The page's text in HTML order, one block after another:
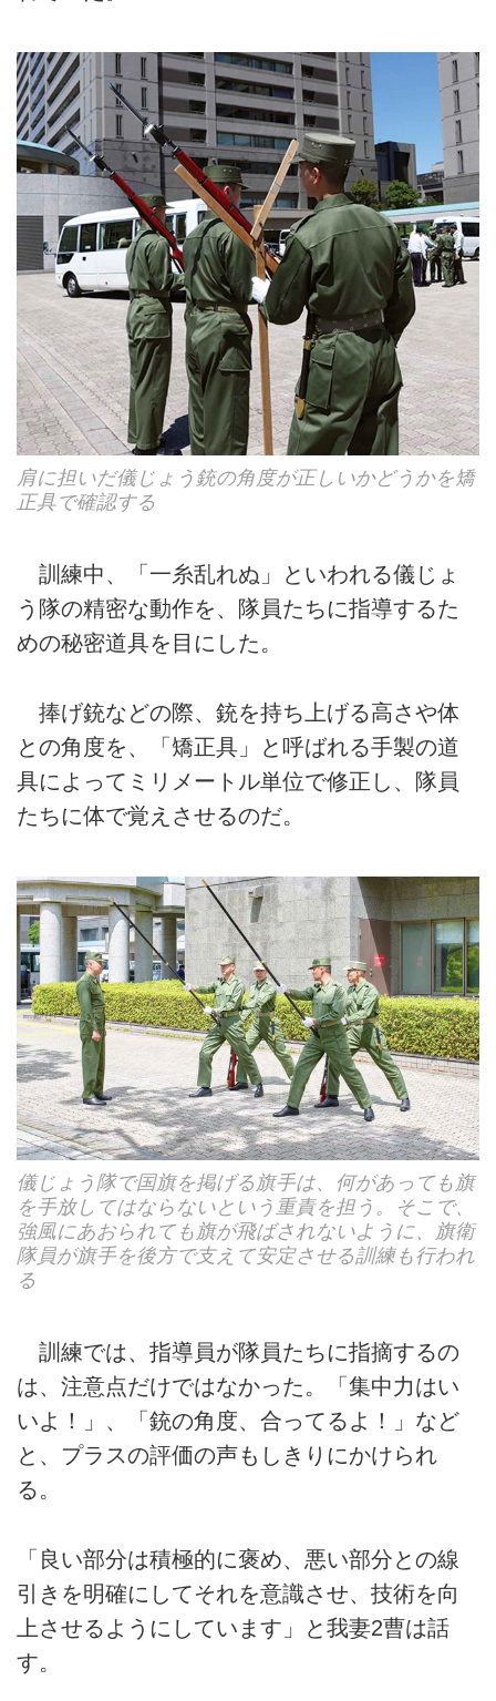
肩に担いだ儀じょう銃の角度が正しいかどうかを矯
正具で確認する
訓練中、「一糸乱れぬ」といわれる儀じょ
う隊の精密な動作を、隊員たちに指導するた
めの秘密道具を目にした。
捧げ銃などの際、銃を持ち上げる高さや体
との角度を、「矯正具」と呼ばれる手製の道
具によってミリメートル単位で修正し、隊員
たちに体で覚えさせるのだ。
儀じょう隊で国旗を掲げる旗手は、何があっても旗
を手放してはならないという重責を担う。そこで、
強風にあおられても旗が飛ばされないように、旗衛
隊員が旗手を後方で支えて安定させる訓練も行われ
る
訓練では、指導員が隊員たちに指摘するの
は、注意点だけではなかった。「集中力はい
いよ！」、「銃の角度、合ってるよ！」など
と、プラスの評価の声もしきりにかけられ
る。
「良い部分は積極的に褒め、悪い部分との線
引きを明確にしてそれを意識させ、技術を向
上させるようにしています」と我妻2曹は話
す。